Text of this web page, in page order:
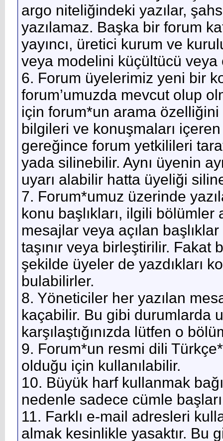
argo niteliğindeki yazılar,
yazılamaz. Başka bir forum
yayıncı, üretici kurum ve
veya modelini küçültücü veya
6. Forum üyelerimiz yeni bir
forum’umuzda mevcut olup
için forum*un arama özelliğini
bilgileri ve konuşmaları
gereğince forum yetkilileri
yada silinebilir. Aynı üyenin
uyarı alabilir hatta üyeliği
7. Forum*umuz üzerinde
konu başlıkları, ilgili bölümler
mesajlar veya açılan
taşınır veya birleştirilir. Fakat
şekilde üyeler de yazdıkları
bulabilirler.
8. Yöneticiler her yazılan
kaçabilir. Bu gibi durumlarda
karşılaştığınızda lütfen o
9. Forum*un resmi dili
olduğu için kullanılabilir.
10. Büyük harf kullanmak
nedenle sadece cümle
11. Farklı e-mail adresleri
almak kesinlikle yasaktır. Bu